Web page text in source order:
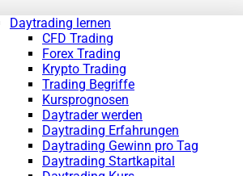
Daytrading lernen
CFD Trading
Forex Trading
Krypto Trading
Trading Begriffe
Kursprognosen
Daytrader werden
Daytrading Erfahrungen
Daytrading Gewinn pro Tag
Daytrading Startkapital